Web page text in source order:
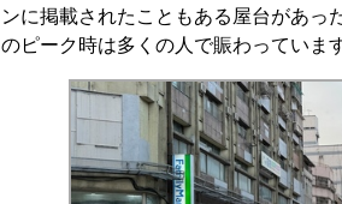
ンに掲載されたこともある屋台があっ
のピーク時は多くの人で賑わっています